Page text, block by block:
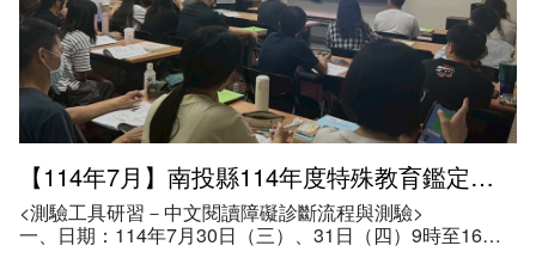
（二）提升普通班教師及相關人員系統合作能力，給予特殊
需求學生更多的支持。
（三）透過藝術覺察情緒，更溫柔地面對學生。
（四）透過繪本的融入來提升語言、情緒與社交技巧能力，
增進認知理解、激發學習動機。
六、參與人數：378人。
【114年7月】南投縣114年度特殊教育鑑定評估人員系列研習
<測驗工具研習－中文閱讀障礙診斷流程與測驗>
一、日期：114年7月30日（三）、31日（四）9時至16時